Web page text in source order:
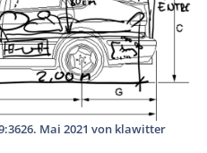
26. Mai 2021 von klawitter